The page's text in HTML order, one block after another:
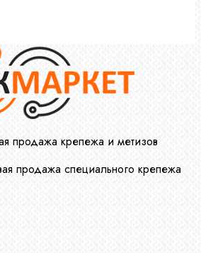
продажа крепежа и метизов
продажа специального крепежа